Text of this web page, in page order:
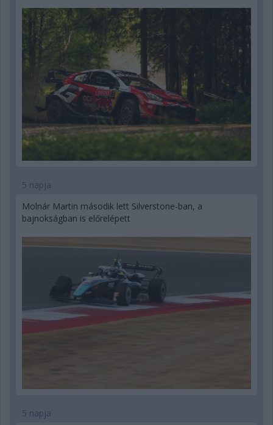
5 napja
Molnár Martin második lett Silverstone-ban, a
bajnokságban is előrelépett
5 napja